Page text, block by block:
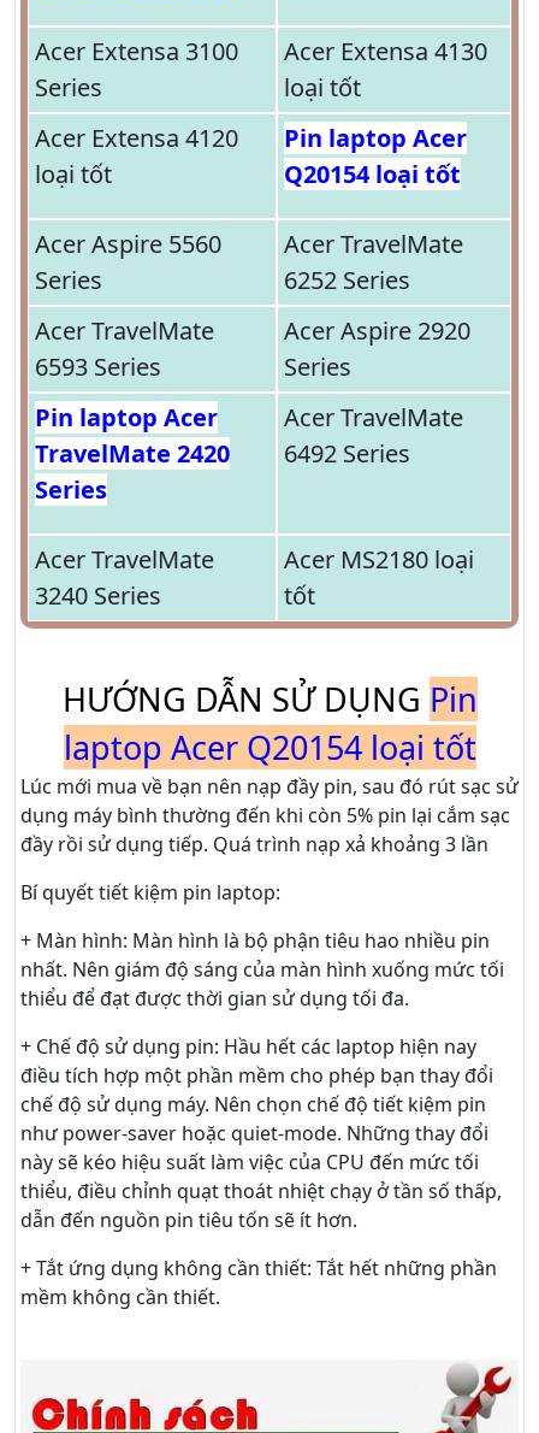
Acer Extensa 3100
Series
Acer Extensa 4130
loại tốt
Acer Extensa 4120
loại tốt
Pin laptop Acer
Q20154 loại tốt
Acer Aspire 5560
Series
Acer TravelMate
6252 Series
Acer TravelMate
6593 Series
Acer Aspire 2920
Series
Pin laptop Acer
TravelMate 2420
Series
Acer TravelMate
6492 Series
Acer TravelMate
3240 Series
Acer MS2180 loại
tốt
HƯỚNG DẪN SỬ DỤNG Pin
laptop Acer Q20154 loại tốt
Lúc mới mua về bạn nên nạp đầy pin, sau đó rút sạc sử
dụng máy bình thường đến khi còn 5% pin lại cắm sạc
đầy rồi sử dụng tiếp. Quá trình nạp xả khoảng 3 lần
Bí quyết tiết kiệm pin laptop:
+ Màn hình: Màn hình là bộ phận tiêu hao nhiều pin
nhất. Nên giám độ sáng của màn hình xuống mức tối
thiểu để đạt được thời gian sử dụng tối đa.
+ Chế độ sử dụng pin: Hầu hết các laptop hiện nay
điều tích hợp một phần mềm cho phép bạn thay đổi
chế độ sử dụng máy. Nên chọn chế độ tiết kiệm pin
như power-saver hoặc quiet-mode. Những thay đổi
này sẽ kéo hiệu suất làm việc của CPU đến mức tối
thiểu, điều chỉnh quạt thoát nhiệt chạy ở tần số thấp,
dẫn đến nguồn pin tiêu tốn sẽ ít hơn.
+ Tắt ứng dụng không cần thiết: Tắt hết những phần
mềm không cần thiết.